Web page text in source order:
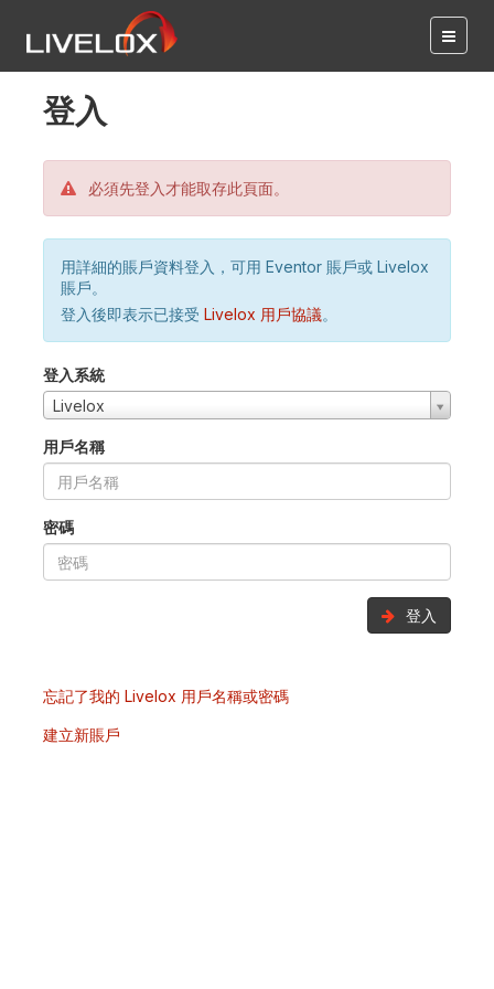
登入
必須先登入才能取存此頁面。
用詳細的賬戶資料登入，可用 Eventor 賬戶或 Livelox
賬戶。
登入後即表示已接受 Livelox 用戶協議。
登入系統
Livelox
用戶名稱
密碼
登入
忘記了我的 Livelox 用戶名稱或密碼
建立新賬戶